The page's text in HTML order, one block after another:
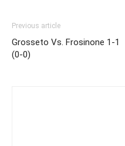
Previous article
Grosseto Vs. Frosinone 1-1
(0-0)